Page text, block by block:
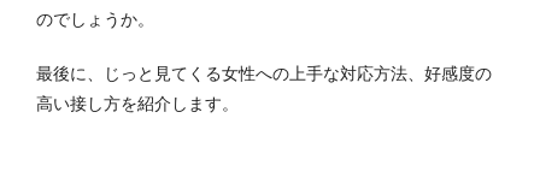
のでしょうか。
最後に、じっと見てくる女性への上手な対応方法、好感度の
高い接し方を紹介します。